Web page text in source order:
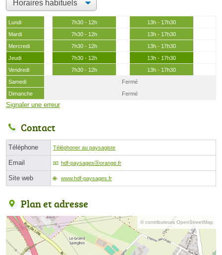
Lundi 7h30 - 12h
13h - 17h30
Mardi
7h30 - 12h
13h - 17h30
Mercredi
7h30 - 12h
13h - 17h30
Jeudi
7h30 - 12h
13h - 17h30
Vendredi
7h30 - 12h
13h - 17h30
Samedi
Fermé
Dimanche
Fermé
Signaler une erreur
Contact
Téléphone Téléphoner au paysagiste
Email hdf-paysagesⓐorange.fr
Site web www.hdf-paysages.fr
Plan et adresse
© contributeurs OpenStreetMap